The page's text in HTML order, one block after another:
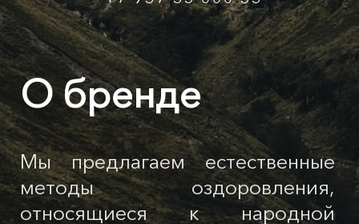
О бренде
Мы предлагаем естественные
методы оздоровления,
относящиеся к народной